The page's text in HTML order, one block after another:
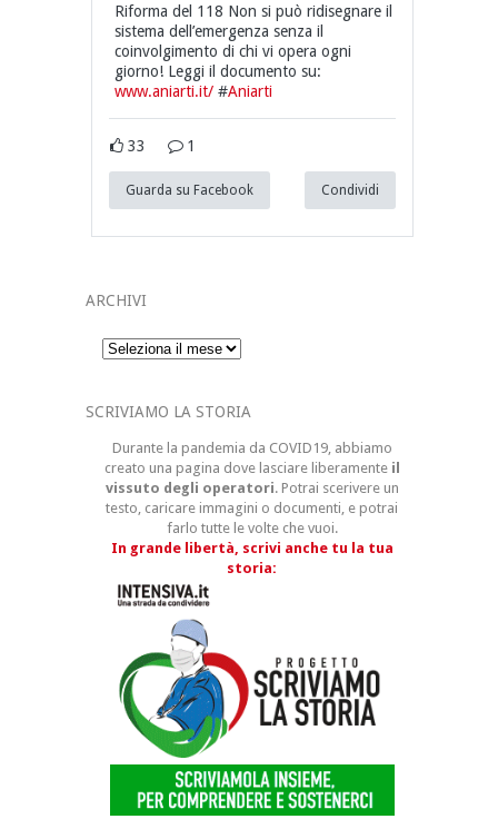
Riforma del 118 Non si può ridisegnare il
sistema dell’emergenza senza il
coinvolgimento di chi vi opera ogni
giorno! Leggi il documento su:
www.aniarti.it/#Aniarti
33 1
Guarda su Facebook Condividi
ARCHIVI
Archivi
SCRIVIAMO LA STORIA
Durante la pandemia da COVID19, abbiamo
creato una pagina dove lasciare liberamenteil
vissuto degli operatori. Potrai scerivere un
testo, caricare immagini o documenti, e potrai
farlo tutte le volte che vuoi.
In grande libertà, scrivi anche tu la tua
storia: